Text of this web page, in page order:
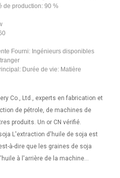
de production: 90 %
Fourni: Ingénieurs disponibles
Durée de vie: Matière
Co., Ltd., experts en fabrication et
de pétrole, de machines de
produits. Un or CN vérifié.
L'extraction d'huile de soja est
à-dire que les graines de soja
à l'arrière de la machine